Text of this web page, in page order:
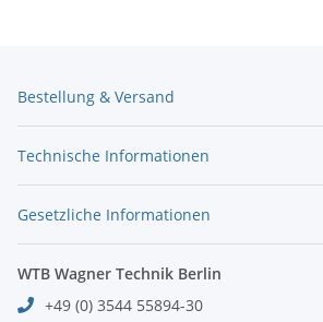
Bestellung & Versand
Technische Informationen
Gesetzliche Informationen
WTB Wagner Technik Berlin
+49 (0) 3544 55894-30